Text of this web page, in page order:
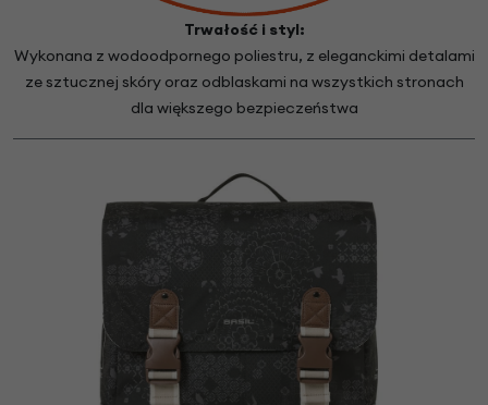
Trwałość i styl:
Wykonana z wodoodpornego poliestru, z eleganckimi detalami
ze sztucznej skóry oraz odblaskami na wszystkich stronach
dla większego bezpieczeństwa